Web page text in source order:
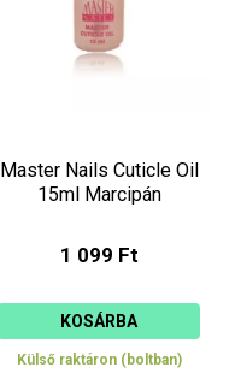
Master Nails Cuticle Oil
15ml Marcipán
1 099 Ft
KOSÁRBA
Külső raktáron (boltban)